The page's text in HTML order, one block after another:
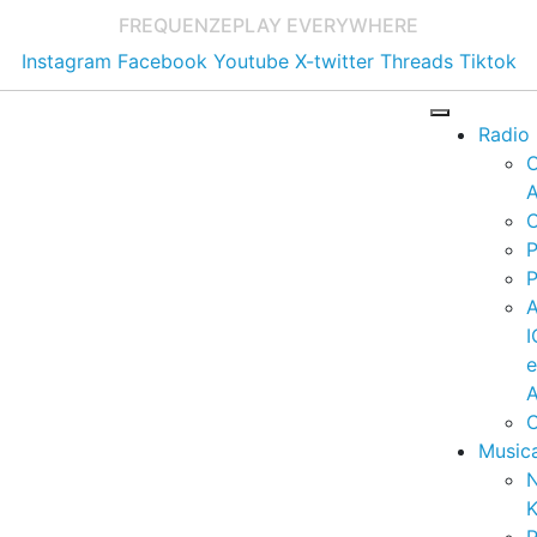
FREQUENZEPLAY EVERYWHERE
Instagram Facebook Youtube X-twitter Threads Tiktok
Radio
e